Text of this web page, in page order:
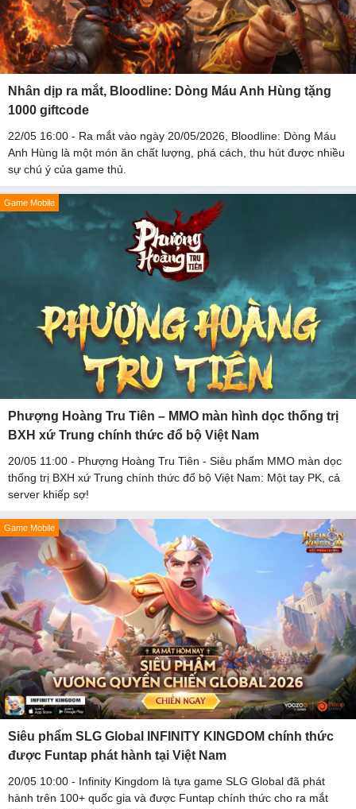
Nhân dịp ra mắt, Bloodline: Dòng Máu Anh Hùng tặng
1000 giftcode
22/05 16:00 - Ra mắt vào ngày 20/05/2026, Bloodline: Dòng Máu
Anh Hùng là một món ăn chất lượng, phá cách, thu hút được nhiều
sự chú ý của game thủ.
Game Mobile
Phượng Hoàng Tru Tiên – MMO màn hình dọc thống trị
BXH xứ Trung chính thức đổ bộ Việt Nam
20/05 11:00 - Phượng Hoàng Tru Tiên - Siêu phẩm MMO màn dọc
thống trị BXH xứ Trung chính thức đổ bộ Việt Nam: Một tay PK, cả
server khiếp sợ!
Game Mobile
Siêu phẩm SLG Global INFINITY KINGDOM chính thức
được Funtap phát hành tại Việt Nam
20/05 10:00 - Infinity Kingdom là tựa game SLG Global đã phát
hành trên 100+ quốc gia và được Funtap chính thức cho ra mắt